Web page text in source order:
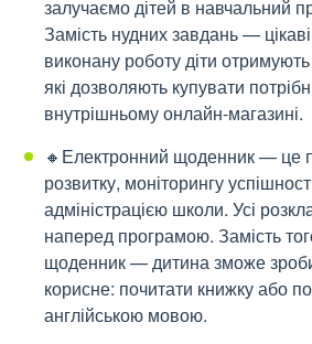
залучаємо дітей в навчальний
Замість нудних завдань —
виконану роботу діти отримують
які дозволяють купувати
внутрішньому онлайн-магазині.
🔸Електронний щоденник — це
розвитку, моніторингу
адміністрацією школи. Усі
наперед програмою. Замість
щоденник — дитина зможе
корисне: почитати книжку або
англійською мовою.